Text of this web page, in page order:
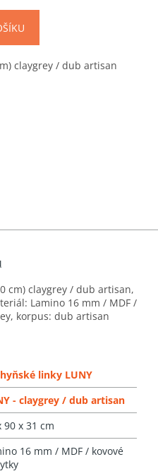
claygrey / dub artisan
cm) claygrey / dub artisan,
Lamino 16 mm / MDF /
korpus: dub artisan
linky LUNY
- claygrey / dub artisan
90 x 31 cm
16 mm / MDF / kovové